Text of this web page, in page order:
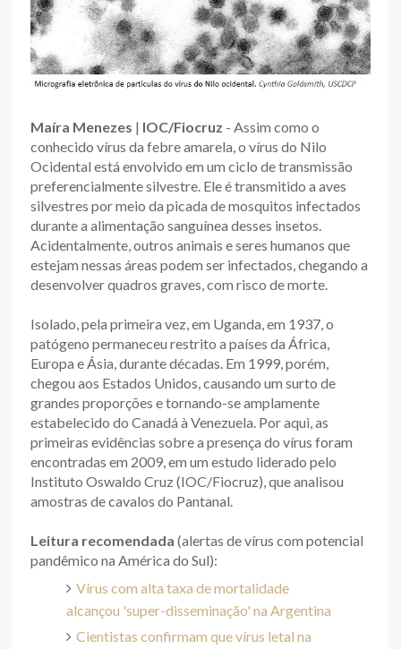
Maíra Menezes | IOC/Fiocruz - Assim como o
conhecido vírus da febre amarela, o vírus do Nilo
Ocidental está envolvido em um ciclo de transmissão
preferencialmente silvestre. Ele é transmitido a aves
silvestres por meio da picada de mosquitos infectados
durante a alimentação sanguínea desses insetos.
Acidentalmente, outros animais e seres humanos que
estejam nessas áreas podem ser infectados, chegando a
desenvolver quadros graves, com risco de morte.
Isolado, pela primeira vez, em Uganda, em 1937, o
patógeno permaneceu restrito a países da África,
Europa e Ásia, durante décadas. Em 1999, porém,
chegou aos Estados Unidos, causando um surto de
grandes proporções e tornando-se amplamente
estabelecido do Canadá à Venezuela. Por aqui, as
primeiras evidências sobre a presença do vírus foram
encontradas em 2009, em um estudo liderado pelo
Instituto Oswaldo Cruz (IOC/Fiocruz), que analisou
amostras de cavalos do Pantanal.
Leitura recomendada (alertas de vírus com potencial
pandêmico na América do Sul):
Vírus com alta taxa de mortalidade
alcançou 'super-disseminação' na Argentina
Cientistas confirmam que vírus letal na